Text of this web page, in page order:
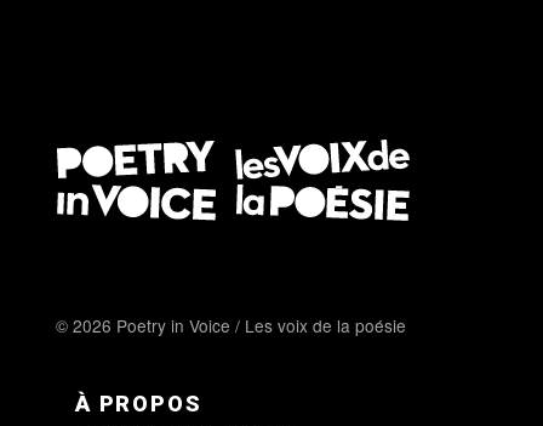
© 2026 Poetry in Voice / Les voix de la poésie
FOOTER MENU FR
À PROPOS